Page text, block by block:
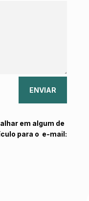
ENVIAR
em algum de
para o e-mail: